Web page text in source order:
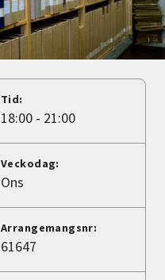
Tid:
18:00 - 21:00
Veckodag:
Ons
Arrangemangsnr:
61647